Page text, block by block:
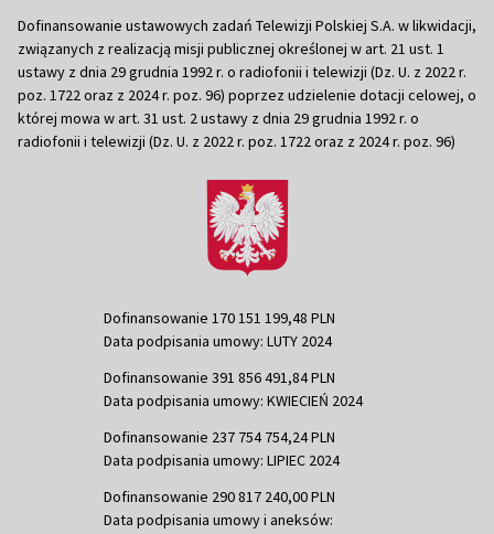
Dofinansowanie ustawowych zadań Telewizji Polskiej S.A. w likwidacji,
związanych z realizacją misji publicznej określonej w art. 21 ust. 1
ustawy z dnia 29 grudnia 1992 r. o radiofonii i telewizji (Dz. U. z 2022 r.
poz. 1722 oraz z 2024 r. poz. 96) poprzez udzielenie dotacji celowej, o
której mowa w art. 31 ust. 2 ustawy z dnia 29 grudnia 1992 r. o
radiofonii i telewizji (Dz. U. z 2022 r. poz. 1722 oraz z 2024 r. poz. 96)
Dofinansowanie 170 151 199,48 PLN
Data podpisania umowy: LUTY 2024
Dofinansowanie 391 856 491,84 PLN
Data podpisania umowy: KWIECIEŃ 2024
Dofinansowanie 237 754 754,24 PLN
Data podpisania umowy: LIPIEC 2024
Dofinansowanie 290 817 240,00 PLN
Data podpisania umowy i aneksów: